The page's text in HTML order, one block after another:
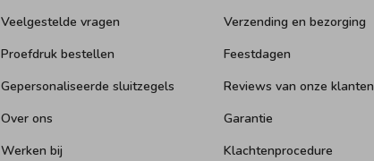
Veelgestelde vragen
Proefdruk bestellen
Gepersonaliseerde sluitzegels
Over ons
Werken bij
Verzending en bezorging
Feestdagen
Reviews van onze klanten
Garantie
Klachtenprocedure